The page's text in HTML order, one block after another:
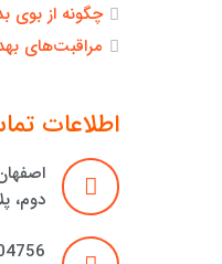
چگونه از بوی
مراقبت‌های
اطلاعات
دوم،